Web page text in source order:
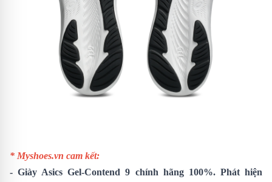
* Myshoes.vn cam kết:
-Giày Asics Gel-Contend 9 chính hãng 100%. Phát hiện